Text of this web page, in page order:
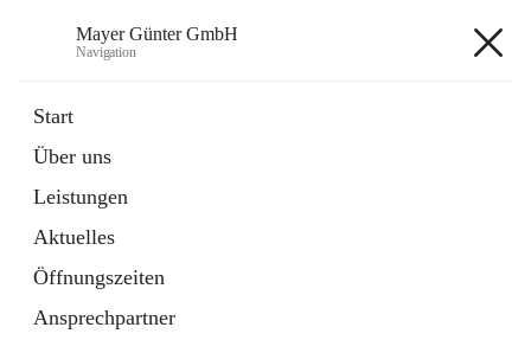
Mayer Günter GmbH
Navigation
Start
Über uns
Leistungen
Aktuelles
Öffnungszeiten
Ansprechpartner
Artikel
in
Tab
TRANSPORTE
Artikel
öffnet
in
neuem
Tab